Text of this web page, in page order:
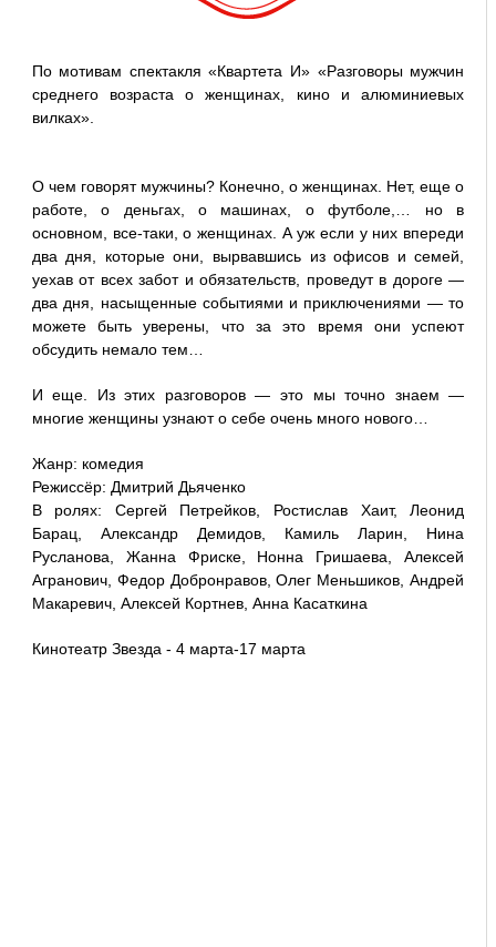
По мотивам спектакля «Квартета И» «Разговоры мужчин
среднего возраста о женщинах, кино и алюминиевых
вилках».
О чем говорят мужчины? Конечно, о женщинах. Нет, еще о
работе, о деньгах, о машинах, о футболе,… но в
основном, все-таки, о женщинах. А уж если у них впереди
два дня, которые они, вырвавшись из офисов и семей,
уехав от всех забот и обязательств, проведут в дороге —
два дня, насыщенные событиями и приключениями — то
можете быть уверены, что за это время они успеют
обсудить немало тем…
И еще. Из этих разговоров — это мы точно знаем —
многие женщины узнают о себе очень много нового…
Жанр: комедия
Режиссёр: Дмитрий Дьяченко
В ролях: Сергей Петрейков, Ростислав Хаит, Леонид
Барац, Александр Демидов, Камиль Ларин, Нина
Русланова, Жанна Фриске, Нонна Гришаева, Алексей
Агранович, Федор Добронравов, Олег Меньшиков, Андрей
Макаревич, Алексей Кортнев, Анна Касаткина
Кинотеатр Звезда - 4 марта-17 марта